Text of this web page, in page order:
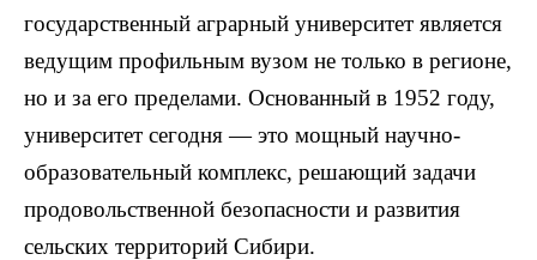
государственный аграрный университет является
ведущим профильным вузом не только в регионе,
но и за его пределами. Основанный в 1952 году,
университет сегодня — это мощный научно-
образовательный комплекс, решающий задачи
продовольственной безопасности и развития
сельских территорий Сибири.